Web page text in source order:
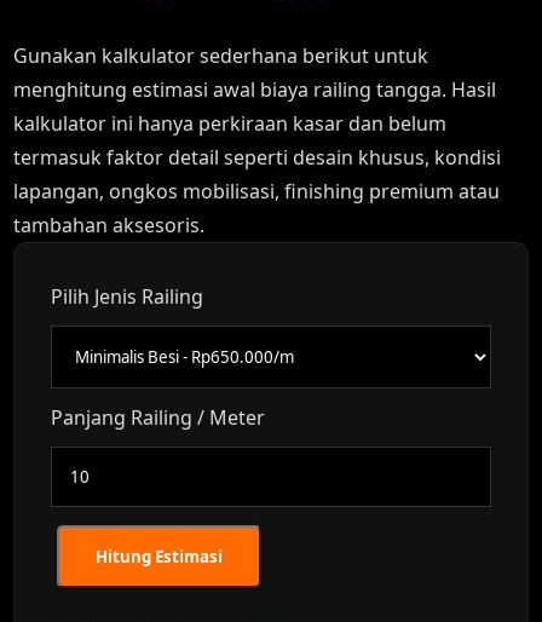
Gunakan kalkulator sederhana berikut untuk
menghitung estimasi awal biaya railing tangga. Hasil
kalkulator ini hanya perkiraan kasar dan belum
termasuk faktor detail seperti desain khusus, kondisi
lapangan, ongkos mobilisasi, finishing premium atau
tambahan aksesoris.
Pilih Jenis Railing
Panjang Railing / Meter
Hitung Estimasi